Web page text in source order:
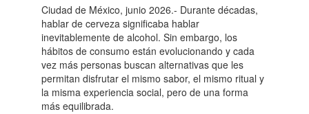
Ciudad de México, junio 2026.- Durante décadas,
hablar de cerveza significaba hablar
inevitablemente de alcohol. Sin embargo, los
hábitos de consumo están evolucionando y cada
vez más personas buscan alternativas que les
permitan disfrutar el mismo sabor, el mismo ritual y
la misma experiencia social, pero de una forma
más equilibrada.